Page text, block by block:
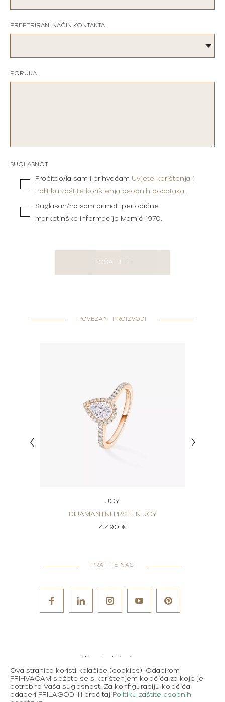
PREFERIRANI NAČIN KONTAKTA
PORUKA
SUGLASNOT
Pročitao/la sam i prihvaćam Uvjete korištenja i
Politiku zaštite korištenja osobnih podataka.
Suglasan/na sam primati periodične
marketinške informacije Mamić 1970.
POŠALJITE
POVEZANI PROIZVODI
JOY
DIJAMANTNI PRSTEN JOY
4.490 €
PRATITE NAS
Karijere
Uvjeti korištenja
Ova stranica koristi kolačiće (cookies). Odabirom
PRIHVAĆAM slažete se s korištenjem kolačića za koje je
potrebna Vaša suglasnost. Za konfiguraciju kolačića
odaberi PRILAGODI ili pročitaj Politiku zaštite osobnih